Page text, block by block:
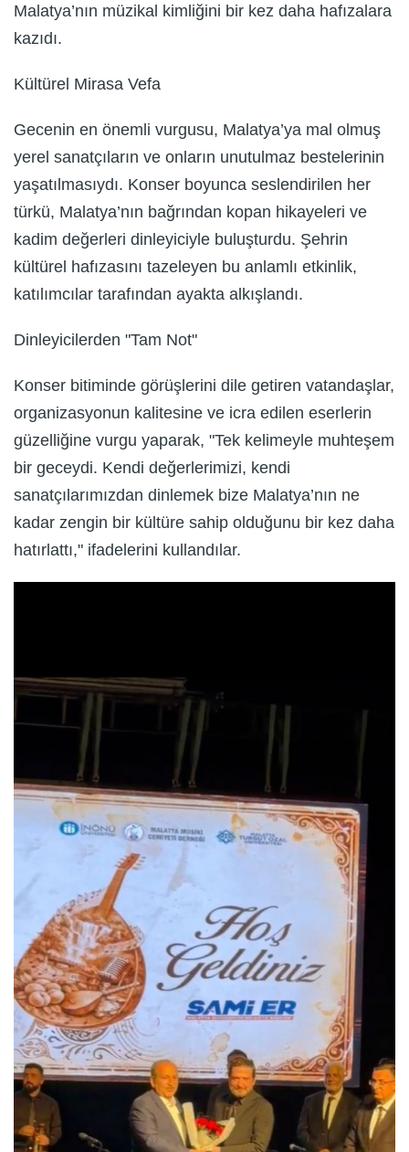
Malatya’nın müzikal kimliğini bir kez daha hafızalara
kazıdı.
Kültürel Mirasa Vefa
Gecenin en önemli vurgusu, Malatya’ya mal olmuş
yerel sanatçıların ve onların unutulmaz bestelerinin
yaşatılmasıydı. Konser boyunca seslendirilen her
türkü, Malatya’nın bağrından kopan hikayeleri ve
kadim değerleri dinleyiciyle buluşturdu. Şehrin
kültürel hafızasını tazeleyen bu anlamlı etkinlik,
katılımcılar tarafından ayakta alkışlandı.
Dinleyicilerden "Tam Not"
Konser bitiminde görüşlerini dile getiren vatandaşlar,
organizasyonun kalitesine ve icra edilen eserlerin
güzelliğine vurgu yaparak, "Tek kelimeyle muhteşem
bir geceydi. Kendi değerlerimizi, kendi
sanatçılarımızdan dinlemek bize Malatya’nın ne
kadar zengin bir kültüre sahip olduğunu bir kez daha
hatırlattı," ifadelerini kullandılar.